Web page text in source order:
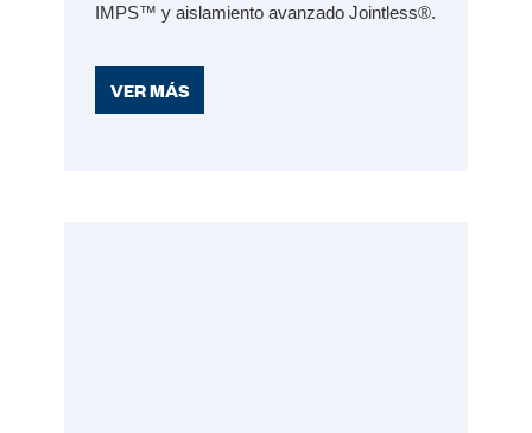
IMPS™ y aislamiento avanzado Jointless®.
VER MÁS